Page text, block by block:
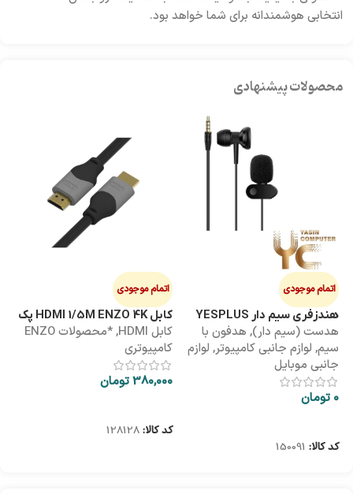
انتخابی هوشمندانه برای شما خواهد بود.
محصولات پیشنهادی
اتمام موجودی
هندزفری سیم دار YESPLUS
YS-113
هدست (سیم دار), هدفون با
سیم, لوازم جانبی کامپیوتر, لوازم
جانبی موبایل
0 تومان
کد کالا: 150091
اتمام موجودی
کابل HDMI 1/5M ENZO 4K پک
طلقی
کابل HDMI ,
*محصولات ENZO
کامپیوتری
380,000تومان
کد کالا:128128